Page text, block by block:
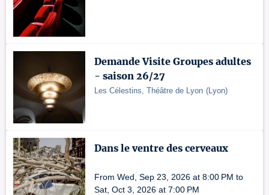
Demande Visite Groupes adultes
- saison 26/27
Les Célestins, Théâtre de Lyon (Lyon)
Dans le ventre des cerveaux
From Wed, Sep 23, 2026 at 8:00 PM to
Sat, Oct 3, 2026 at 7:00 PM